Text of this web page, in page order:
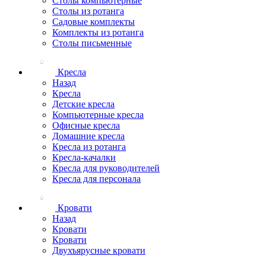
Столы из ротанга
Садовые комплекты
Комплекты из ротанга
Столы письменные
Кресла
Назад
Кресла
Детские кресла
Компьютерные кресла
Офисные кресла
Домашние кресла
Кресла из ротанга
Кресла-качалки
Кресла для руководителей
Кресла для персонала
Кровати
Назад
Кровати
Кровати
Двухъярусные кровати